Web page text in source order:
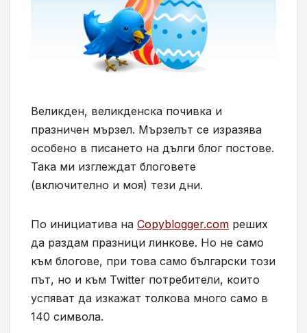
Великден, великденска почивка и
празничен мързел. Мързелът се изразява
особено в писането на дълги блог постове.
Така ми изглеждат блоговете
(включително и моя) тези дни.
По инициатива на Copyblogger.com реших
да раздам празници линкове. Но не само
към блогове, при това само български този
път, но и към Twitter потребители, които
успяват да изкажат толкова много само в
140 символа.